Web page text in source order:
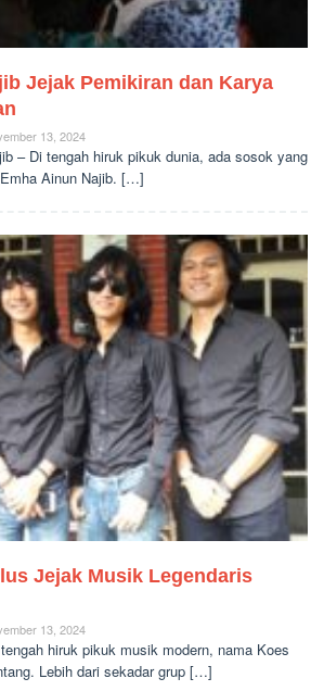
Jejak Pemikiran dan Karya
13, 2024
– Di tengah hiruk pikuk dunia, ada sosok yang
Ainun Najib. […]
Jejak Musik Legendaris
13, 2024
hiruk pikuk musik modern, nama Koes
Lebih dari sekadar grup […]